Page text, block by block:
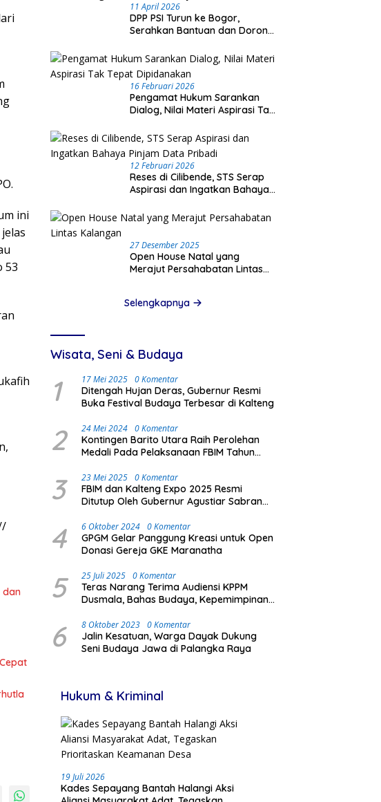
ini
53
dan
11 April 2026
DPP PSI Turun ke Bogor,
Serahkan Bantuan dan Dorong
16 Februari 2026
Pengamat Hukum Sarankan
Dialog, Nilai Materi Aspirasi Tak
12 Februari 2026
Reses di Cilibende, STS Serap
Aspirasi dan Ingatkan Bahaya
27 Desember 2025
Open House Natal yang
Merajut Persahabatan Lintas
Selengkapnya
Wisata, Seni & Budaya
1 17 Mei 2025 0 Komentar
Ditengah Hujan Deras, Gubernur Resmi
Buka Festival Budaya Terbesar di Kalteng
2 24 Mei 2024 0 Komentar
Kontingen Barito Utara Raih Perolehan
Medali Pada Pelaksanaan FBIM Tahun
3 23 Mei 2025 0 Komentar
FBIM dan Kalteng Expo 2025 Resmi
Ditutup Oleh Gubernur Agustiar Sabran
Masyarakat
4 6 Oktober 2024 0 Komentar
GPGM Gelar Panggung Kreasi untuk Open
Donasi Gereja GKE Maranatha
5 25 Juli 2025 0 Komentar
Teras Narang Terima Audiensi KPPM
Dusmala, Bahas Budaya, Kepemimpinan,
6 8 Oktober 2023 0 Komentar
Jalin Kesatuan, Warga Dayak Dukung
Seni Budaya Jawa di Palangka Raya
Hukum & Kriminal
19 Juli 2026
Kades Sepayang Bantah Halangi Aksi